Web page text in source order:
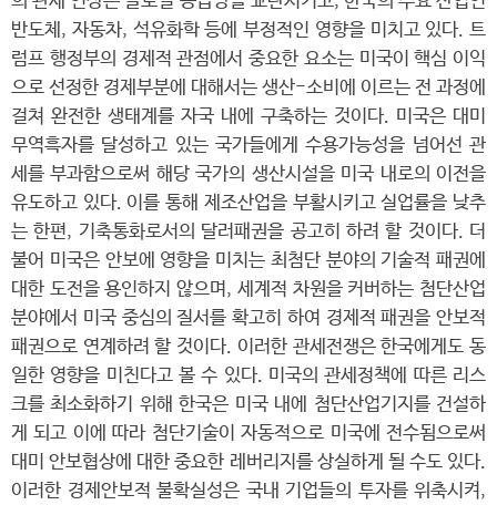
반도체, 자동차, 석유화학 등에 부정적인 영향을 미치고 있다. 트
럼프 행정부의 경제적 관점에서 중요한 요소는 미국이 핵심 이익
으로 선정한 경제부분에 대해서는 생산-소비에 이르는 전 과정에
걸쳐 완전한 생태계를 자국 내에 구축하는 것이다. 미국은 대미
무역흑자를 달성하고 있는 국가들에게 수용가능성을 넘어선 관
세를 부과함으로써 해당 국가의 생산시설을 미국 내로의 이전을
유도하고 있다. 이를 통해 제조산업을 부활시키고 실업률을 낮추
는 한편, 기축통화로서의 달러패권을 공고히 하려 할 것이다. 더
불어 미국은 안보에 영향을 미치는 최첨단 분야의 기술적 패권에
대한 도전을 용인하지 않으며, 세계적 차원을 커버하는 첨단산업
분야에서 미국 중심의 질서를 확고히 하여 경제적 패권을 안보적
패권으로 연계하려 할 것이다. 이러한 관세전쟁은 한국에게도 동
일한 영향을 미친다고 볼 수 있다. 미국의 관세정책에 따른 리스
크를 최소화하기 위해 한국은 미국 내에 첨단산업기지를 건설하
게 되고 이에 따라 첨단기술이 자동적으로 미국에 전수됨으로써
대미 안보협상에 대한 중요한 레버리지를 상실하게 될 수도 있다.
이러한 경제안보적 불확실성은 국내 기업들의 투자를 위축시켜,